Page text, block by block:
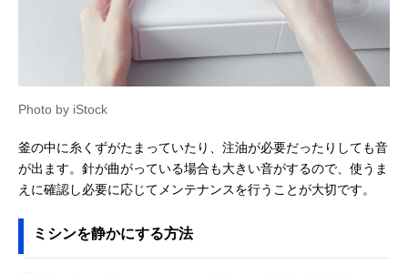
Photo by iStock
釜の中に糸くずがたまっていたり、注油が必要だったりしても音
が出ます。針が曲がっている場合も大きい音がするので、使うま
えに確認し必要に応じてメンテナンスを行うことが大切です。
ミシンを静かにする方法